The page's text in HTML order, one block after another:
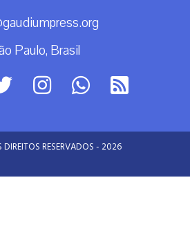
Paulo, Brasil
RESERVADOS - 2026